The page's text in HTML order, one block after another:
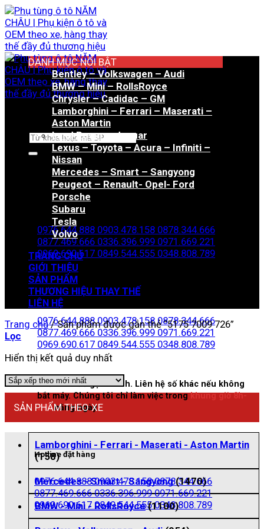
Bỏ
qua
nội
dung
Tìm
Hotline đặt hàng
0976.644.888 0903.478.158 0878.344.666
0877.469.666 0336.396.999 0971.669.221
0969.690.617 0849.544.555 0348.808.789
Zalo đặt hàng
0976.644.888 0903.478.158 0878.344.666
0877.469.666 0336.396.999 0971.669.221
0969.690.617 0849.544.555 0348.808.789
Nhấn vào để gọi nhanh. Liên hệ số khác nếu không
bắt máy. Chúng tôi chỉ làm việc trongkhung giờ 8h-
21hhằng ngày
Hotline đặt hàng
0976.644.888 0903.478.158 0878.344.666
0877.469.666 0336.396.999 0971.669.221
0969.690.617 0849.544.555 0348.808.789
DANH MỤC NỔI BẬT
Bentley – Volkswagen – Audi
BMW – Mini – RollsRoyce
Chrysler – Cadidac – GM
Lamborghini – Ferrari – Maserati –
Aston Martin
Land Rover – Jaguar
Lexus – Toyota – Acura – Infiniti –
Nissan
Mercedes – Smart – Sangyong
Peugeot – Renault- Opel- Ford
Porsche
Subaru
Tesla
Volvo
TRANG CHỦ
GIỚI THIỆU
SẢN PHẨM
THƯƠNG HIỆU THAY THẾ
LIÊN HỆ
Trang chủ /Sản phẩm được gắn thẻ “5175 7009 726”
Lọc
Hiển thị kết quả duy nhất
SẢN PHẨM THEO XE
Lamborghini - Ferrari - Maserati - Aston Martin
(158)
Mercedes - Smart - Sangyong (1470)
BMW - Mini - RollsRoyce (1100)